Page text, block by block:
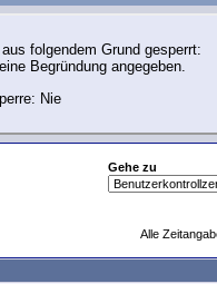
folgendem Grund gesperrt:
Begründung angegeben.
Nie
Gehe zu
Alle